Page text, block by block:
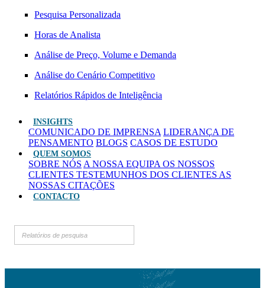
Pesquisa Personalizada
Horas de Analista
Análise de Preço, Volume e Demanda
Análise do Cenário Competitivo
Relatórios Rápidos de Inteligência
INSIGHTS
COMUNICADO DE IMPRENSA LIDERANÇA DE
PENSAMENTO BLOGS CASOS DE ESTUDO
QUEM SOMOS
SOBRE NÓS A NOSSA EQUIPA OS NOSSOS
CLIENTES TESTEMUNHOS DOS CLIENTES AS
NOSSAS CITAÇÕES
CONTACTO